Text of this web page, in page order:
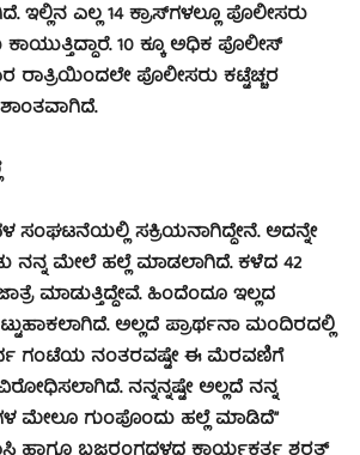
ಎಲ್ಲ 14 ಕ್ರಾಸ್‍ಗಳಲ್ಲೂ ಪೊಲೀಸರು
ಕಾಯುತ್ತಿದ್ದಾರೆ. 10 ಕ್ಕೂ ಅಧಿಕ ಪೊಲೀಸ್
ರಾತ್ರಿಯಿಂದಲೇ ಪೊಲೀಸರು ಕಟ್ಟೆಚ್ಚರ
ಸಂಘಟನೆಯಲ್ಲಿ ಸಕ್ರಿಯನಾಗಿದ್ದೇನೆ. ಅದನ್ನೇ
ನನ್ನ ಮೇಲೆ ಹಲ್ಲೆ ಮಾಡಲಾಗಿದೆ. ಕಳೆದ 42
ಮಾಡುತ್ತಿದ್ದೇವೆ. ಹಿಂದೆಂದೂ ಇಲ್ಲದ
ಅಲ್ಲದೆ ಪ್ರಾರ್ಥನಾ ಮಂದಿರದಲ್ಲಿ
ಗಂಟೆಯ ನಂತರವಷ್ಟೇ ಈ ಮೆರವಣಿಗೆ
ನನ್ನನ್ನಷ್ಟೇ ಅಲ್ಲದೆ ನನ್ನ
ಮೇಲೂ ಗುಂಪೊಂದು ಹಲ್ಲೆ ಮಾಡಿದೆ”